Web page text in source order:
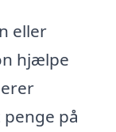
eller
hjælpe
på